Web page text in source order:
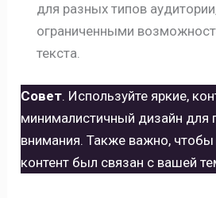
для разных типов
ограниченными
текста.
Совет. Используйте яркие,
минималистичный дизайн для
внимания. Также важно, чтобы
контент был связан с вашей